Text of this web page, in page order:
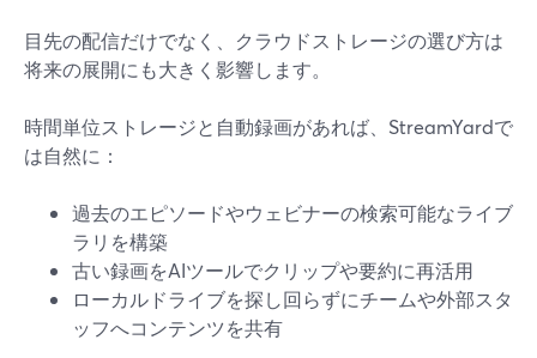
目先の配信だけでなく、クラウドストレージの選び方は
将来の展開にも大きく影響します。
時間単位ストレージと自動録画があれば、StreamYardで
は自然に：
過去のエピソードやウェビナーの検索可能なライブ
ラリを構築
古い録画をAIツールでクリップや要約に再活用
ローカルドライブを探し回らずにチームや外部スタ
ッフへコンテンツを共有